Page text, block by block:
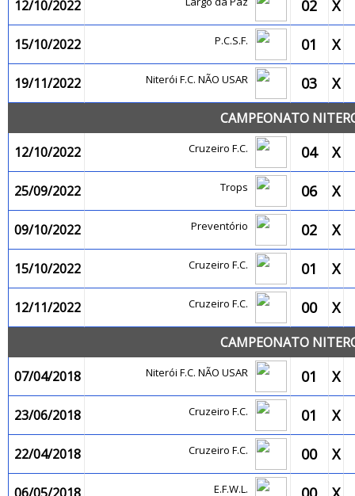
12/10/2022 02 X
15/10/2022 P.C.S.F. 01 X
19/11/2022 Niterói F.C. NÃO USAR 03 X
CAMPEONATO
12/10/2022
Cruzeiro F.C. 04 X
25/09/2022 Trops 06 X
09/10/2022 Preventório 02 X
15/10/2022 Cruzeiro F.C. 01 X
12/11/2022 Cruzeiro F.C. 00 X
CAMPEONATO
07/04/2018
Niterói F.C. NÃO USAR 01 X
23/06/2018 Cruzeiro F.C. 01 X
22/04/2018 Cruzeiro F.C. 00 X
E.F.W.L.